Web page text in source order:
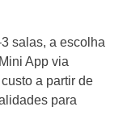
salas, a escolha
App via
a partir de
para